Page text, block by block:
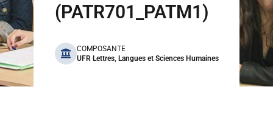
(PATR701_PATM1)
benefits
COMPOSANTE
UFR Lettres, Langues et Sciences Humaines